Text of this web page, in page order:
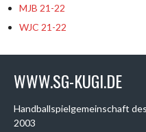
MJB 21-22
WJC 21-22
WWW.SG-KUGI.DE
Handballspielgemeinschaft
2003